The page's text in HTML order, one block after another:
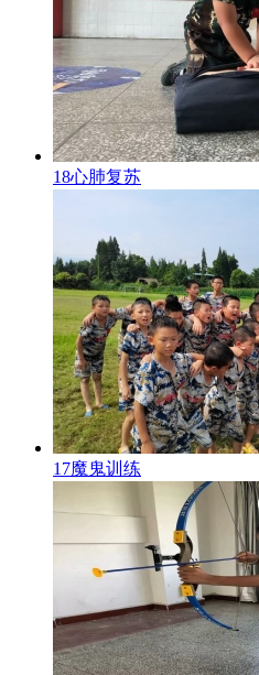
18心肺复苏
17魔鬼训练